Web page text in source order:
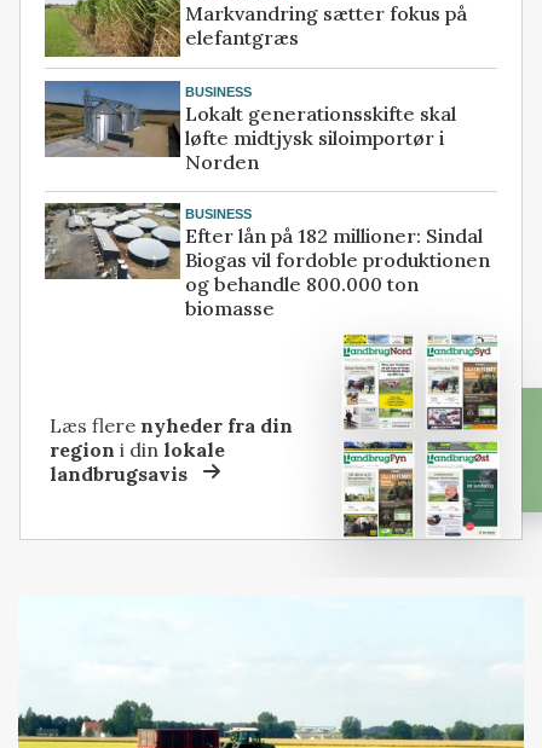
Markvandring sætter fokus på
elefantgræs
BUSINESS
Lokalt generationsskifte skal
løfte midtjysk siloimportør i
Norden
BUSINESS
Efter lån på 182 millioner: Sindal
Biogas vil fordoble produktionen
og behandle 800.000 ton
biomasse
Læs flere nyheder fra din
region i dinlokale
landbrugsavis